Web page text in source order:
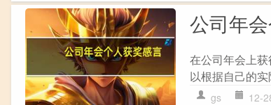
公司年
在公司年会上
以根据自己的
gs 12-